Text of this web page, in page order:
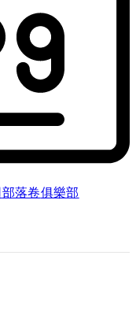
部落卷俱樂部